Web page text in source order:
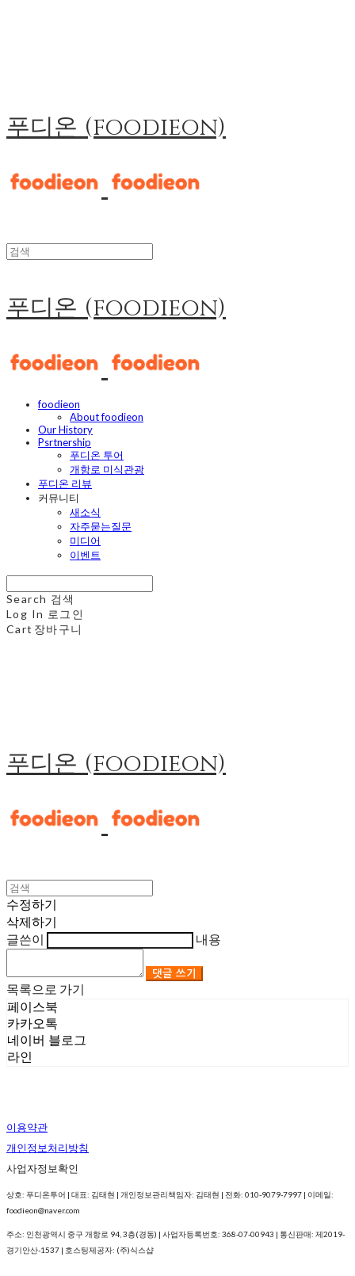
푸디온 (foodieon)
푸디온 (foodieon)
foodieon
About foodieon
Our History
Psrtnership
푸디온 투어
개항로 미식관광
푸디온 리뷰
커뮤니티
새소식
자주묻는질문
미디어
이벤트
Search 검색
Log In 로그인
Cart 장바구니
푸디온 (foodieon)
수정하기
삭제하기
글쓴이
내용
댓글 쓰기
목록으로 가기
페이스북
카카오톡
네이버 블로그
라인
이용약관
개인정보처리방침
사업자정보확인
상호: 푸디온투어 | 대표: 김태현 | 개인정보관리책임자: 김태현 | 전화: 010-9079-7997 | 이메일:
foodieon@naver.com
주소: 인천광역시 중구 개항로 94, 3층(경동) | 사업자등록번호: 368-07-00943 | 통신판매: 제2019-
경기안산-1537 | 호스팅제공자: (주)식스샵